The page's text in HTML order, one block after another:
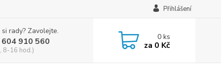
Přihlášení
rady? Zavolejte.
910 560
8-16 hod.)
0ks
za 0 Kč